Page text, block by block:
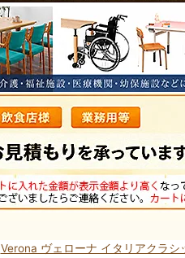
Verona ヴェローナ イタリアクラシ